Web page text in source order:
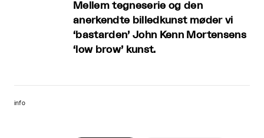
Mellem tegneserie og den
anerkendte billedkunst møder vi
‘bastarden’ John Kenn Mortensens
‘low brow’ kunst.
info